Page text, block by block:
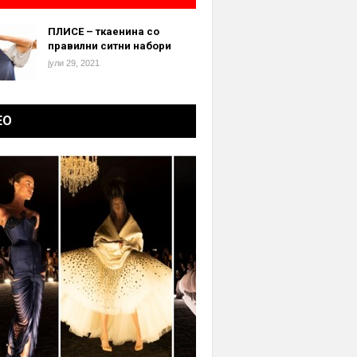
ПЛИСЕ – ткаенина со
правилни ситни набори
јули 29, 2021